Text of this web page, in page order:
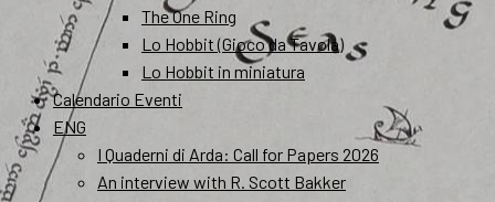
The One Ring
Lo Hobbit (Gioco da Tavola)
Lo Hobbit in miniatura
Calendario Eventi
ENG
I Quaderni di Arda: Call for Papers 2026
An interview with R. Scott Bakker